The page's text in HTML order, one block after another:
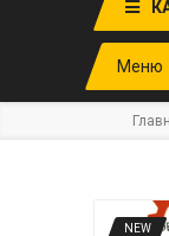
Меню
NEW